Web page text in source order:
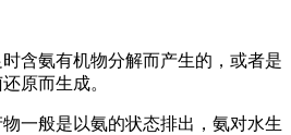
含氨有机物分解而产生的，或者是
原而生成。
一般是以氨的状态排出，氨对水生